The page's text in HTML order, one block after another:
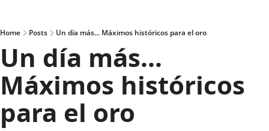
Home Posts Un día más... Máximos históricos para el oro
Un día más...
Máximos históricos
para el oro